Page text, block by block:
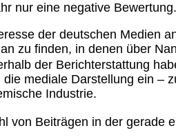
nur eine negative
der deutschen Medien
zu finden, in denen über
der Berichterstattung
mediale Darstellung ein
Industrie.
von Beiträgen in der gerade